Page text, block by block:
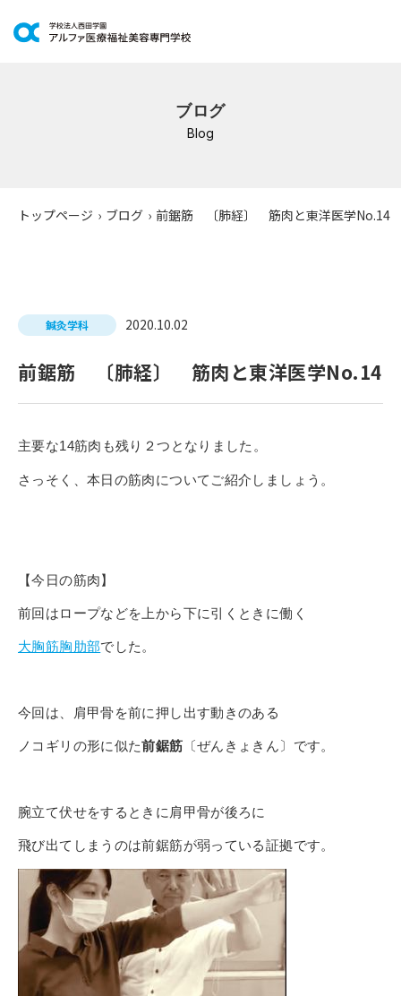
研修・講座
公共職業訓練
新着情報
ブログ
コラム
資料請求
インターネット出願
その他
個人情報の取り扱いについて
1号館総合受付：〒194-0022 東京都町田市森野1-7-8
ブログ
Blog
トップページ › ブログ › 前鋸筋 〔肺経〕 筋肉と東洋医学No.14
鍼灸学科 2020.10.02
前鋸筋 〔肺経〕 筋肉と東洋医学No.14
主要な14筋肉も残り２つとなりました。
さっそく、本日の筋肉についてご紹介しましょう。
【今日の筋肉】
前回はロープなどを上から下に引くときに働く
大胸筋胸肋部でした。
今回は、肩甲骨を前に押し出す動きのある
ノコギリの形に似た前鋸筋 〔ぜんきょきん〕です。
腕立て伏せをするときに肩甲骨が後ろに
飛び出てしまうのは前鋸筋が弱っている証拠です。